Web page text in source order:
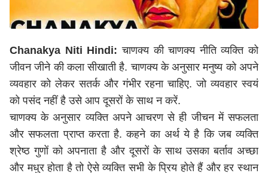
Chanakya Niti Hindi: चाणक्य की चाणक्य नीति व्यक्ति को
जीवन जीने की कला सीखाती है. चाणक्य के अनुसार मनुष्य को अपने
व्यवहार को लेकर सतर्क और गंभीर रहना चाहिए. जो व्यवहार स्वयं
को पसंद नहीं है उसे आप दूसरों के साथ न करें.
चाणक्य के अनुसार व्यक्ति अपने आचरण से ही जीचन में सफलता
और सफलता प्राप्त करता है. कहने का अर्थ ये है कि जब व्यक्ति
श्रेष्ठ गुणों को अपनाता है और दूसरों के साथ उसका बर्ताव अच्छा
और मधुर होता है तो ऐसे व्यक्ति सभी के प्रिय होते हैं और हर स्थान